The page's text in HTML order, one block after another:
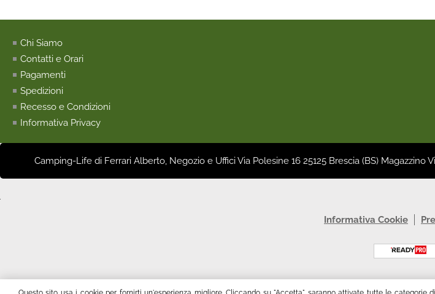
Chi Siamo
Contatti e Orari
Pagamenti
Spedizioni
Recesso e Condizioni
Informativa Privacy
Camping-Life di Ferrari Alberto, Negozio e Uffici Via Polesine 16 25125 Brescia (BS) Magazzino
Informativa Cookie